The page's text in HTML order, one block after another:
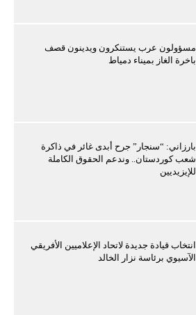
مسؤولون عرب يستنكرون ويدينون قصف
باخرة الغاز بميناء دمياط
بارزاني: “سنجار” جرح أبدى غائر في ذاكرة
شعب كوردستان.. وندعم الحقوق الكاملة
للإيزيديين
انتخاب قيادة جديدة لاتحاد الإعلاميين الأفريقي
الآسيوي برئاسة نزار الخالد